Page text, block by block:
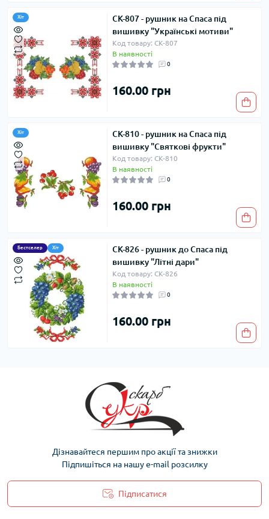
Хіт
СК-807 - рушник на Спаса під
вишивку "Українські мотиви"
Код товару: СК-807
В наявності
0
160.00 грн
Хіт
СК-810 - рушник на Спаса під
вишивку "Святкові фрукти"
Код товару: СК-810
В наявності
0
160.00 грн
Бестселер Хіт
СК-826 - рушник до Спаса під
вишивку "Літні дари"
Код товару: СК-826
В наявності
0
160.00 грн
Дізнавайтеся першим про акції та знижки
Підпишіться на нашу e-mail розсилку
Підписатися